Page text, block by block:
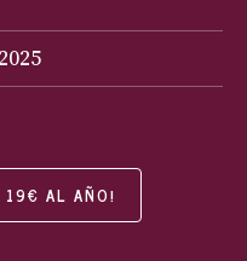
2025
19€ AL AÑO!